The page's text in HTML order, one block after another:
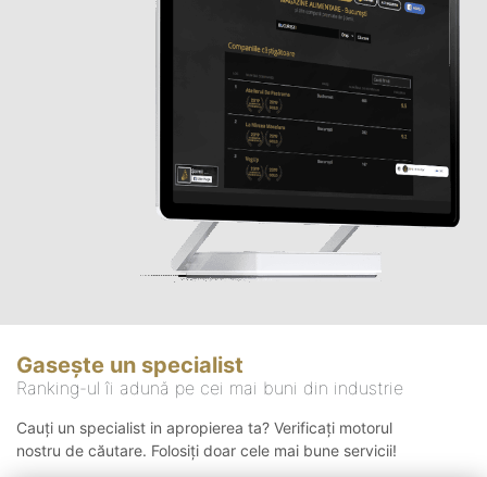
Gasește un specialist
Ranking-ul îi adună pe cei mai buni din industrie
Cauți un specialist in apropierea ta? Verificați motorul
nostru de căutare. Folosiți doar cele mai bune servicii!